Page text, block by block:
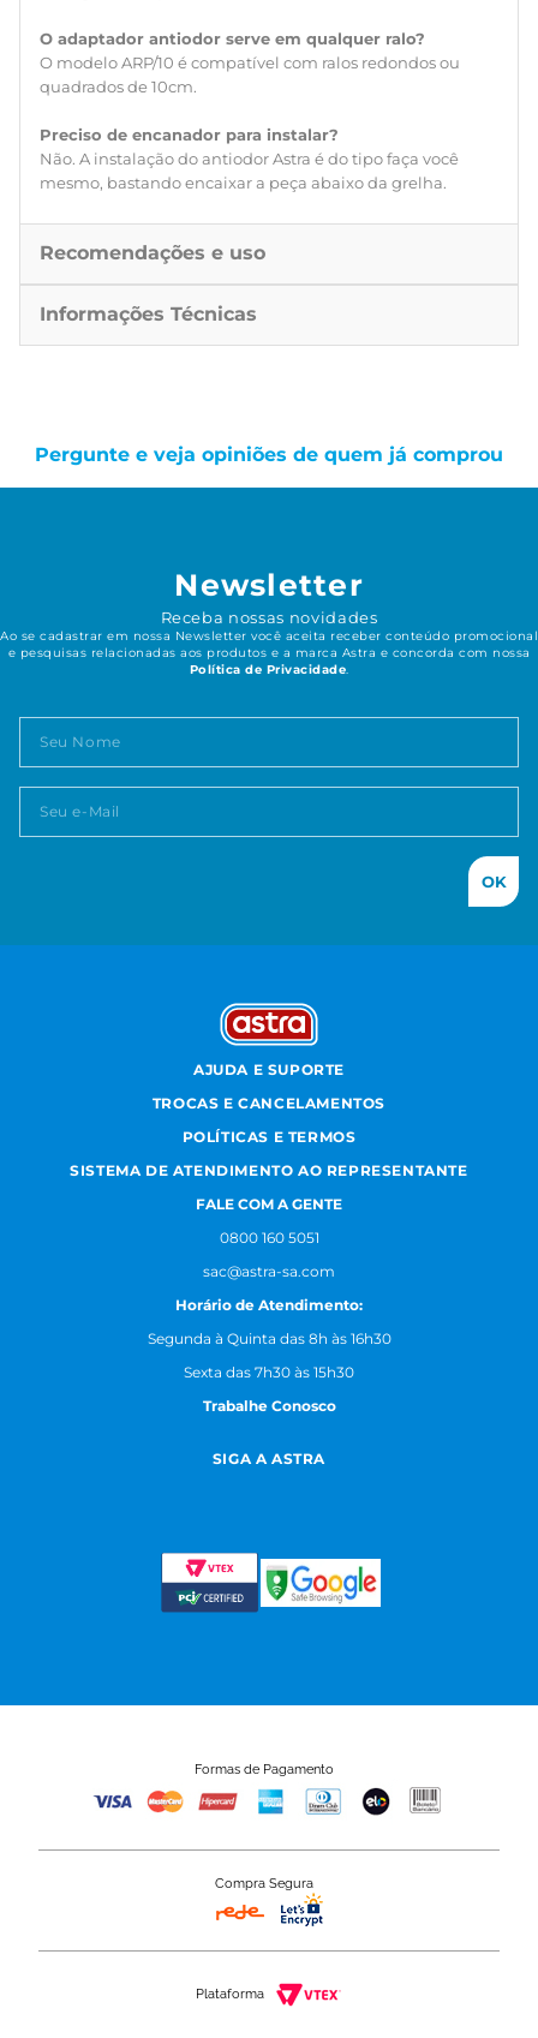
O adaptador antiodor serve em qualquer ralo?
O modelo ARP/10 é compatível com ralos redondos ou
quadrados de 10cm.
Preciso de encanador para instalar?
Não. A instalação do antiodor Astra é do tipo faça você
mesmo, bastando encaixar a peça abaixo da grelha.
Recomendações e uso
Informações Técnicas
Pergunte e veja opiniões de quem já comprou
Newsletter
Receba nossas novidades
Ao se cadastrar em nossa Newsletter você aceita receber conteúdo promocional
e pesquisas relacionadas aos produtos e a marca Astra e concorda com nossa
Política de Privacidade
OK
AJUDA E SUPORTE
TROCAS E CANCELAMENTOS
POLÍTICAS E TERMOS
SISTEMA DE ATENDIMENTO AO REPRESENTANTE
FALE COM A GENTE
0800 160 5051
sac@astra-sa.com
Horário de Atendimento:
Segunda à Quinta das 8h às 16h30
Sexta das 7h30 às 15h30
Trabalhe Conosco
SIGA A ASTRA
Formas de Pagamento
Compra Segura
Plataforma